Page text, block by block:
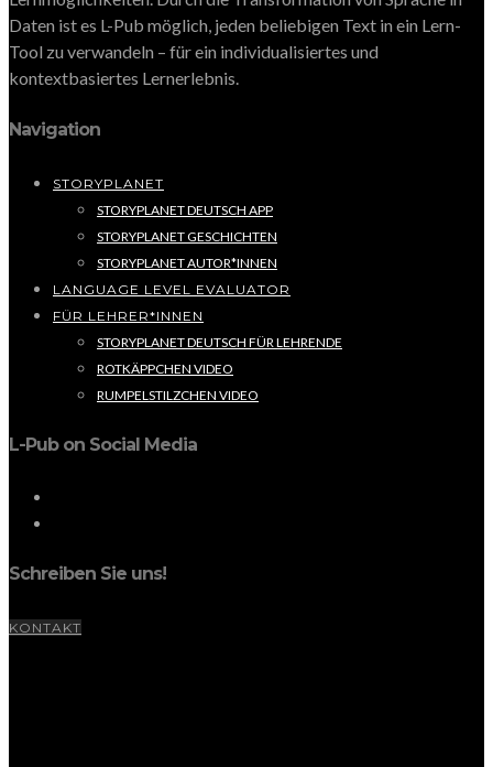
Daten ist es L-Pub möglich, jeden beliebigen Text in ein Lern-
Tool zu verwandeln – für ein individualisiertes und
kontextbasiertes Lernerlebnis.
Navigation
STORYPLANET
STORYPLANET DEUTSCH APP
STORYPLANET GESCHICHTEN
STORYPLANET AUTOR*INNEN
LANGUAGE LEVEL EVALUATOR
FÜR LEHRER*INNEN
STORYPLANET DEUTSCH FÜR LEHRENDE
ROTKÄPPCHEN VIDEO
RUMPELSTILZCHEN VIDEO
L-Pub on Social Media
Schreiben Sie uns!
KONTAKT